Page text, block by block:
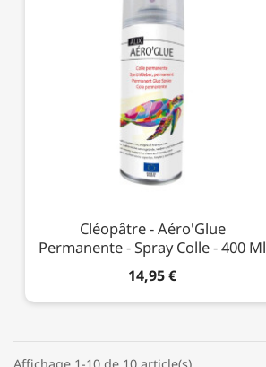
Cléopâtre - Aéro'Glue
Permanente - Spray Colle - 400 Ml
14,95 €